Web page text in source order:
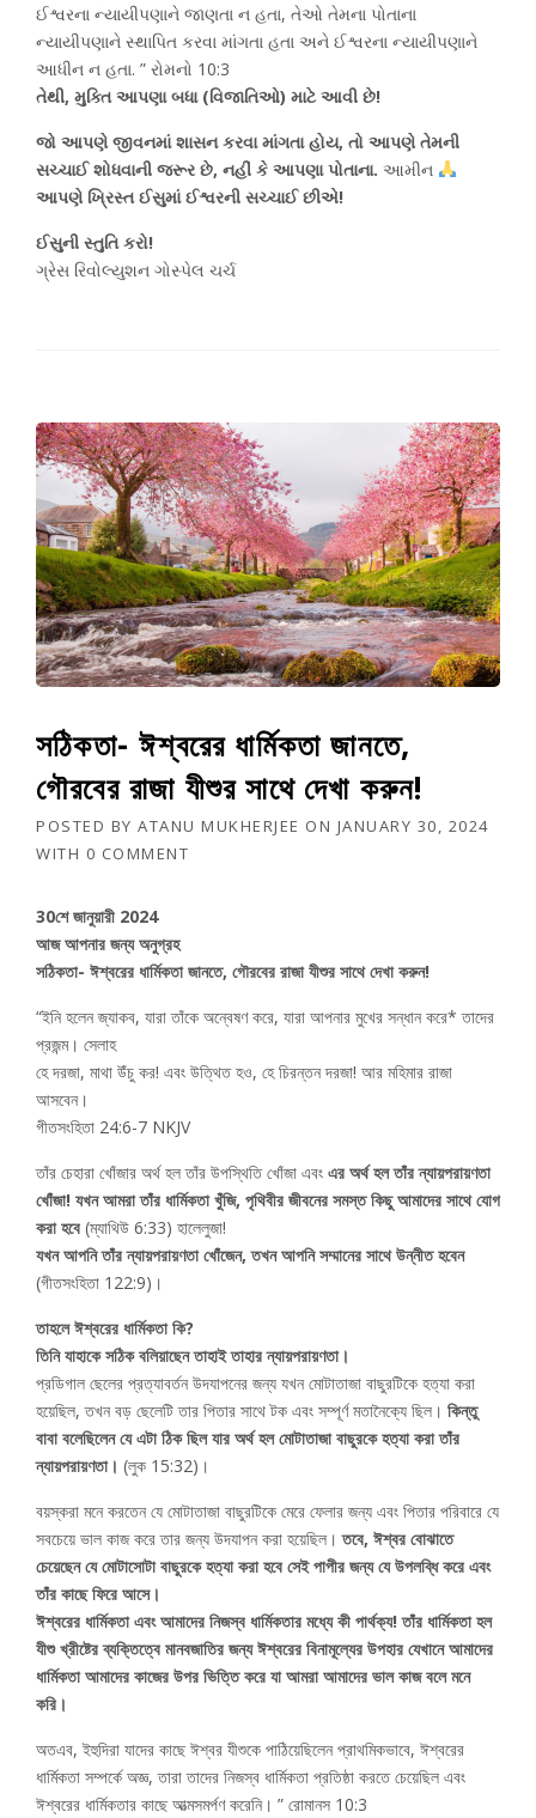
ઈશ્વરના ન્યાયીપણાને જાણતા ન હતા, તેઓ તેમના પોતાના
ન્યાયીપણાને સ્થાપિત કરવા માંગતા હતા અને ઈશ્વરના ન્યાયીપણાને
આધીન ન હતા. ” રોમનો 10:3
તેથી, મુક્તિ આપણા બધા (વિજાતિઓ) માટે આવી છે!
જો આપણે જીવનમાં શાસન કરવા માંગતા હોય, તો આપણે તેમની
સચ્ચાઈ શોધવાની જરૂર છે, નહીં કે આપણા પોતાના. આમીન
આપણે ખ્રિસ્ત ઈસુમાં ઈશ્વરની સચ્ચાઈ છીએ!
ઈસુની સ્તુતિ કરો!
ગ્રેસ રિવોલ્યુશન ગોસ્પેલ ચર્ચ
সঠিকতা- ঈশ্বরের ধার্মিকতা জানতে,
গৌরবের রাজা যীশুর সাথে দেখা করুন!
POSTED BY ATANU MUKHERJEE ON JANUARY 30, 2024
WITH 0 COMMENT
30শে জানুয়ারী 2024
আজ আপনার জন্য অনুগ্রহ
সঠিকতা- ঈশ্বরের ধার্মিকতা জানতে, গৌরবের রাজা যীশুর সাথে দেখা করুন!
“ইনি হলেন জ্যাকব, যারা তাঁকে অন্বেষণ করে, যারা আপনার মুখের সন্ধান করে* তাদের
প্রজন্ম। সেলাহ
হে দরজা, মাথা উঁচু কর! এবং উত্থিত হও, হে চিরন্তন দরজা! আর মহিমার রাজা
আসবেন।
গীতসংহিতা 24:6-7 NKJV
তাঁর চেহারা খোঁজার অর্থ হল তাঁর উপস্থিতি খোঁজা এবং এর অর্থ হল তাঁর ন্যায়পরায়ণতা
খোঁজা! যখন আমরা তাঁর ধার্মিকতা খুঁজি, পৃথিবীর জীবনের সমস্ত কিছু আমাদের সাথে যোগ
করা হবে (ম্যাথিউ 6:33) হালেলুজা!
যখন আপনি তাঁর ন্যায়পরায়ণতা খোঁজেন, তখন আপনি সম্মানের সাথে উন্নীত হবেন
(গীতসংহিতা 122:9)।
তাহলে ঈশ্বরের ধার্মিকতা কি?
তিনি যাহাকে সঠিক বলিয়াছেন তাহাই তাহার ন্যায়পরায়ণতা।
প্রডিগাল ছেলের প্রত্যাবর্তন উদযাপনের জন্য যখন মোটাতাজা বাছুরটিকে হত্যা করা
হয়েছিল, তখন বড় ছেলেটি তার পিতার সাথে টক এবং সম্পূর্ণ মতানৈক্যে ছিল। কিন্তু
বাবা বলেছিলেন যে এটা ঠিক ছিল যার অর্থ হল মোটাতাজা বাছুরকে হত্যা করা তাঁর
ন্যায়পরায়ণতা। (লুক 15:32)।
বয়স্করা মনে করতেন যে মোটাতাজা বাছুরটিকে মেরে ফেলার জন্য এবং পিতার পরিবারে যে
সবচেয়ে ভাল কাজ করে তার জন্য উদযাপন করা হয়েছিল। তবে, ঈশ্বর বোঝাতে
চেয়েছেন যে মোটাসোটা বাছুরকে হত্যা করা হবে সেই পাপীর জন্য যে উপলব্ধি করে এবং
তাঁর কাছে ফিরে আসে।
ঈশ্বরের ধার্মিকতা এবং আমাদের নিজস্ব ধার্মিকতার মধ্যে কী পার্থক্য! তাঁর ধার্মিকতা হল
যীশু খ্রীষ্টের ব্যক্তিত্বে মানবজাতির জন্য ঈশ্বরের বিনামূল্যের উপহার যেখানে আমাদের
ধার্মিকতা আমাদের কাজের উপর ভিত্তি করে যা আমরা আমাদের ভাল কাজ বলে মনে
করি।
অতএব, ইহুদিরা যাদের কাছে ঈশ্বর যীশুকে পাঠিয়েছিলেন প্রাথমিকভাবে, ঈশ্বরের
ধার্মিকতা সম্পর্কে অজ্ঞ, তারা তাদের নিজস্ব ধার্মিকতা প্রতিষ্ঠা করতে চেয়েছিল এবং
ঈশ্বরের ধার্মিকতার কাছে আত্মসমর্পণ করেনি। ” রোমানস 10:3